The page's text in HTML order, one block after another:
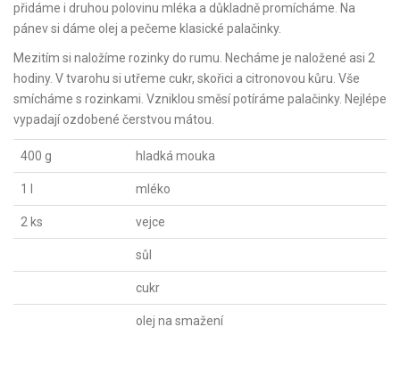
přidáme i druhou polovinu mléka a důkladně promícháme. Na
pánev si dáme olej a pečeme klasické palačinky.
Mezitím si naložíme rozinky do rumu. Necháme je naložené asi 2
hodiny. V tvarohu si utřeme cukr, skořici a citronovou kůru. Vše
smícháme s rozinkami. Vzniklou směsí potíráme palačinky. Nejlépe
vypadají ozdobené čerstvou mátou.
400 g hladká mouka
1 l mléko
2 ks vejce
sůl
cukr
olej na smažení